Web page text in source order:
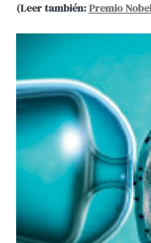
(Leer también: Premio